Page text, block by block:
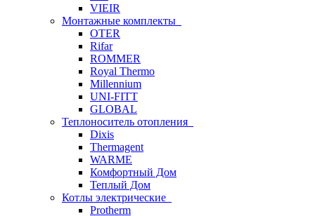
VIEIR
Монтажные комплекты
OTER
Rifar
ROMMER
Royal Thermo
Millennium
UNI-FITT
GLOBAL
Теплоноситель отопления
Dixis
Thermagent
WARME
Комфортный Дом
Теплый Дом
Котлы электрические
Protherm